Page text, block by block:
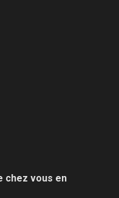
chez vous en